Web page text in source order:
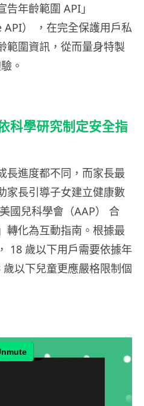
年齡範圍 API」
API） ，在完全保護用戶私
範圍資訊，從而量身特製
。
科學研究制定安全指
長進度都不同，而家長最
家長引導子女建立健康數
國兒科學會（AAP） 合
轉化為互動指南。根據最
18 歲以下用戶需要依據年
以下兒童更應嚴格限制個